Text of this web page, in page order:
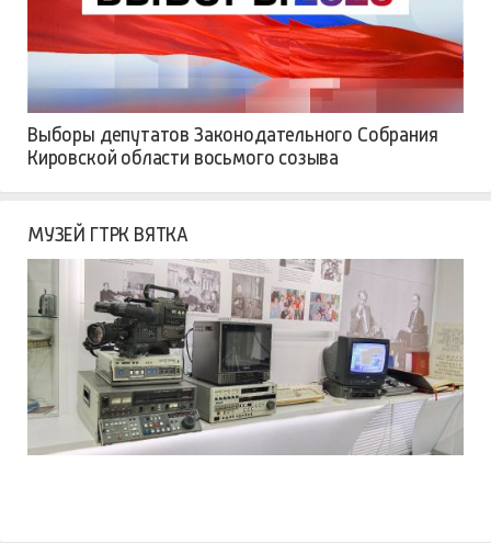
Выборы депутатов Законодательного Собрания
Кировской области восьмого созыва
МУЗЕЙ ГТРК ВЯТКА